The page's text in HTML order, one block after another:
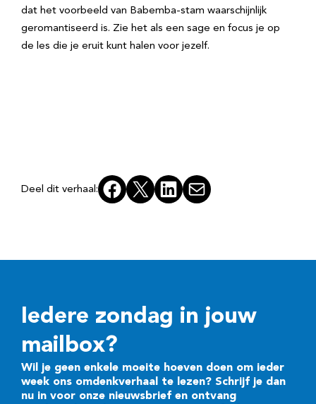
dat het voorbeeld van Babemba-stam waarschijnlijk
geromantiseerd is. Zie het als een sage en focus je op
de les die je eruit kunt halen voor jezelf.
Deel dit verhaal: Facebook
X LinkedInE-mail
Iedere zondag in jouw
mailbox?
Wil je geen enkele moeite hoeven doen om ieder
week ons omdenkverhaal te lezen? Schrijf je dan
nu in voor onze nieuwsbrief en ontvang